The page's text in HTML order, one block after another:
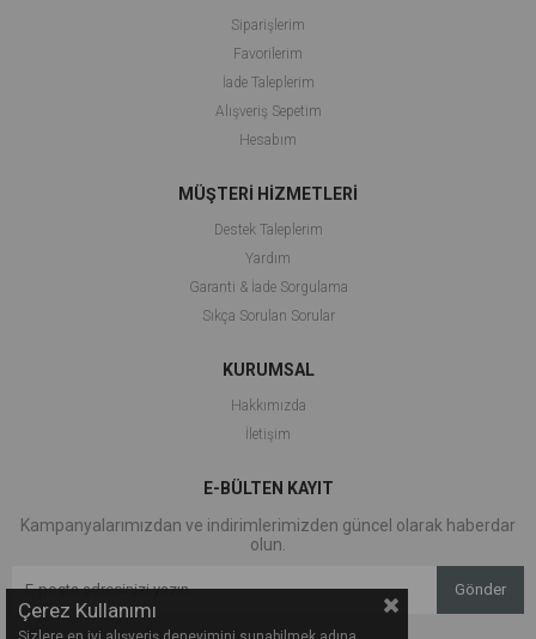
Siparişlerim
Favorilerim
İade Taleplerim
Alışveriş Sepetim
Hesabım
MÜŞTERİ HİZMETLERİ
Destek Taleplerim
Yardım
Garanti & İade Sorgulama
Sıkça Sorulan Sorular
KURUMSAL
Hakkımızda
İletişim
E-BÜLTEN KAYIT
Kampanyalarımızdan ve indirimlerimizden güncel olarak haberdar
olun.
Gönder
Çerez Kullanımı